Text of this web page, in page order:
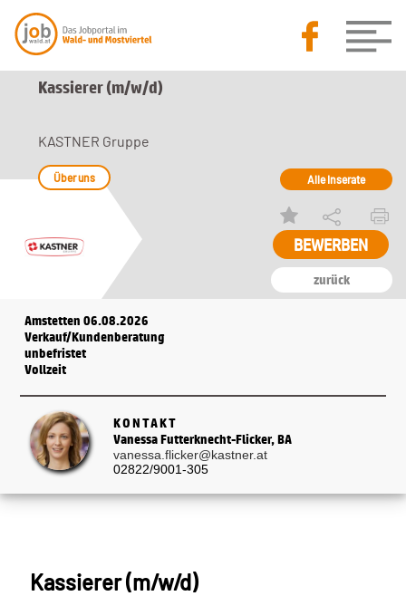
Kassierer (m/w/d)
zurück
KASTNER Gruppe
Über uns Alle Inserate
Amstetten 06.08.2026
Verkauf/Kundenberatung
unbefristet
Vollzeit
KONTAKT
Vanessa Futterknecht-Flicker, BA
vanessa.flicker@kastner.at
02822/9001-305
Kassierer (m/w/d)